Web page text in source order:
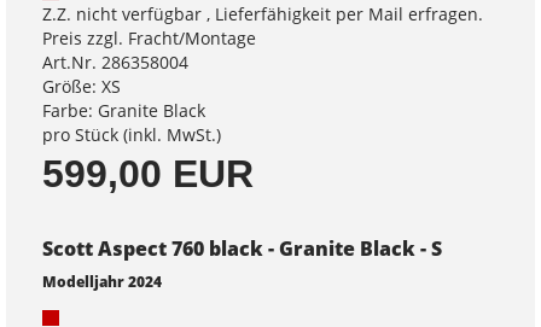
Z.Z. nicht verfügbar , Lieferfähigkeit per Mail erfragen.
Preis zzgl. Fracht/Montage
Art.Nr. 286358004
Größe: XS
Farbe: Granite Black
pro Stück (inkl. MwSt.)
599,00 EUR
Scott Aspect 760 black - Granite Black - S
Modelljahr 2024